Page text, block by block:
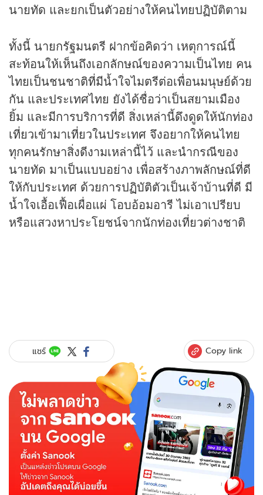
นายทัด และยกเป็นตัวอย่างให้คนไทยปฏิบัติตาม
ทั้งนี้ นายกรัฐมนตรี ฝากข้อคิดว่า เหตุการณ์นี้
สะท้อนให้เห็นถึงเอกลักษณ์ของความเป็นไทย คน
ไทยเป็นชนชาติที่มีน้ำใจไมตรีต่อเพื่อนมนุษย์ด้วย
กัน และประเทศไทย ยังได้ชื่อว่าเป็นสยามเมือง
ยิ้ม และมีการบริการที่ดี สิ่งเหล่านี้ดึงดูดให้นักท่อง
เที่ยวเข้ามาเที่ยวในประเทศ จึงอยากให้คนไทย
ทุกคนรักษาสิ่งดีงามเหล่านี้ไว้ และนำกรณีของ
นายทัด มาเป็นแบบอย่าง เพื่อสร้างภาพลักษณ์ที่ดี
ให้กับประเทศ ด้วยการปฏิบัติตัวเป็นเจ้าบ้านที่ดี มี
น้ำใจเอื้อเฟื้อเผื่อแผ่ โอบอ้อมอารี ไม่เอาเปรียบ
หรือแสวงหาประโยชน์จากนักท่องเที่ยวต่างชาติ
แชร์ Copy link